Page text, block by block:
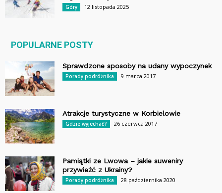
Góry 12 listopada 2025
POPULARNE POSTY
Sprawdzone sposoby na udany wypoczynek
Porady podróżnika 9 marca 2017
Atrakcje turystyczne w Korbielowie
Gdzie wyjechać? 26 czerwca 2017
Pamiątki ze Lwowa – jakie suweniry
przywieźć z Ukrainy?
Porady podróżnika 28 października 2020